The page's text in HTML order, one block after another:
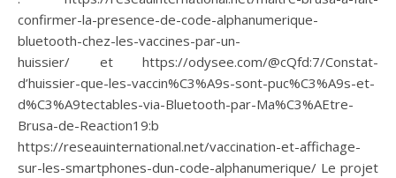
confirmer-la-presence-de-code-alphanumerique-
bluetooth-chez-les-vaccines-par-un-
huissier/ et https://odysee.com/@cQfd:7/Constat-
d’huissier-que-les-vaccin%C3%A9s-sont-puc%C3%A9s-et-
d%C3%A9tectables-via-Bluetooth-par-Ma%C3%AEtre-
Brusa-de-Reaction19:b
https://reseauinternational.net/vaccination-et-affichage-
sur-les-smartphones-dun-code-alphanumerique/ Le projet